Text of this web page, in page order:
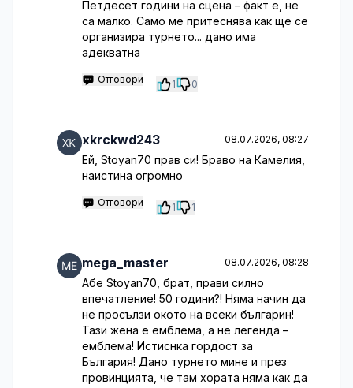
Петдесет години на сцена – факт е, не
са малко. Само ме притеснява как ще се
организира турнето... дано има
адекватна
Отговори 1 0
xkrckwd243 08.07.2026, 08:27
Ей, Stoyan70 прав си! Браво на Камелия,
наистина огромно
Отговори 1 1
mega_master 08.07.2026, 08:28
Абе Stoyan70, брат, прави силно
впечатление! 50 години?! Няма начин да
не просълзи окото на всеки българин!
Тази жена е емблема, а не легенда –
емблема! Истиснка гордост за
България! Дано турнето мине и през
провинцията, че там хората няма как да